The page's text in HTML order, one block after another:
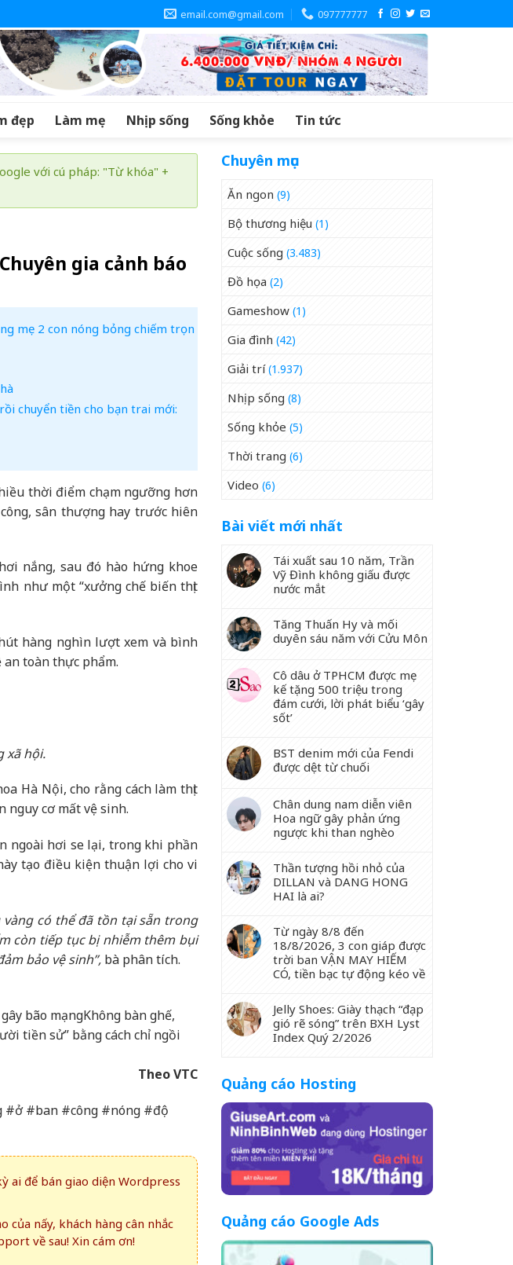
email.com@gmail.com 097777777
đẹp Làm mẹ Nhịp sống Sống khỏe Tin tức
với cú pháp: "Từ khóa" +
gia cảnh báo
mẹ 2 con nóng bỏng chiếm trọn
chuyển tiền cho bạn trai mới:
thời điểm chạm ngưỡng hơn
sân thượng hay trước hiên
nắng, sau đó hào hứng khoe
như một “xưởng chế biến thịt
hàng nghìn lượt xem và bình
toàn thực phẩm.
xã hội.
Hà Nội, cho rằng cách làm thịt
nguy cơ mất vệ sinh.
ngoài hơi se lại, trong khi phần
tạo điều kiện thuận lợi cho vi
vàng có thể đã tồn tại sẵn trong
còn tiếp tục bị nhiễm thêm bụi
bảo vệ sinh”, bà phân tích.
bão mạngKhông bàn ghế,
tiền sử” bằng cách chỉ ngồi
Theo VTC
#ở #ban #công #nóng #độ
ai để bán giao diện Wordpress
của nấy, khách hàng cân nhắc
về sau! Xin cám ơn!
Chuyên mục
Ăn ngon (9)
Bộ thương hiệu (1)
Cuộc sống (3.483)
Đồ họa (2)
Gameshow (1)
Gia đình (42)
Giải trí(1.937)
Nhịp sống (8)
Sống khỏe (5)
Thời trang (6)
Video (6)
Bài viết mới nhất
Tái xuất sau 10 năm, Trần
Vỹ Đình không giấu được
nước mắt
Tăng Thuấn Hy và mối
duyên sáu năm với Cửu Môn
Cô dâu ở TPHCM được mẹ
kế tặng 500 triệu trong
đám cưới, lời phát biểu ‘gây
sốt’
BST denim mới của Fendi
được dệt từ chuối
Chân dung nam diễn viên
Hoa ngữ gây phản ứng
ngược khi than nghèo
Thần tượng hồi nhỏ của
DILLAN và DANG HONG
HAI là ai?
Từ ngày 8/8 đến
18/8/2026, 3 con giáp được
trời ban VẬN MAY HIẾM
CÓ, tiền bạc tự động kéo về
Jelly Shoes: Giày thạch “đạp
gió rẽ sóng” trên BXH Lyst
Index Quý 2/2026
Quảng cáo Hosting
Quảng cáo Google Ads